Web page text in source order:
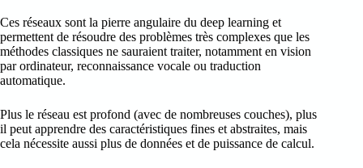
Ces réseaux sont la pierre angulaire du deep learning et
permettent de résoudre des problèmes très complexes que les
méthodes classiques ne sauraient traiter, notamment en vision
par ordinateur, reconnaissance vocale ou traduction
automatique.
Plus le réseau est profond (avec de nombreuses couches), plus
il peut apprendre des caractéristiques fines et abstraites, mais
cela nécessite aussi plus de données et de puissance de calcul.